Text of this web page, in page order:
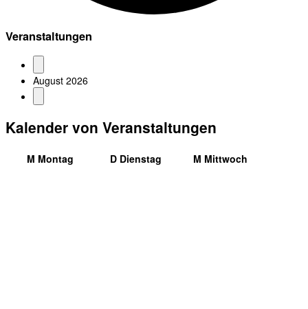
Veranstaltungen
August 2026
Kalender von Veranstaltungen
M Montag D Dienstag M Mittwoch